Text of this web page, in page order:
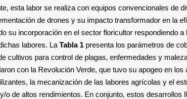
esta labor se realiza con equipos convencionales de
de drones y su impacto transformador en la
su incorporación en el sector floricultor respondiendo
labores. La Tabla 1 presenta los parámetros de
cultivos para control de plagas, enfermedades y
con la Revolución Verde, que tuvo su apogeo en los
la mecanización de las labores agrícolas y el
de altos rendimientos. En conjunto, estos desarrollos